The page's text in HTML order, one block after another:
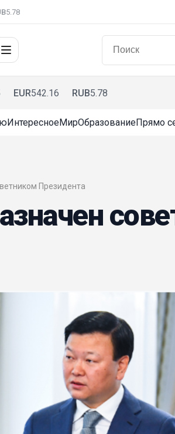
5.78
EUR542.16 RUB5.78
ИнтересноеМирОбразованиеПрямо
Президента